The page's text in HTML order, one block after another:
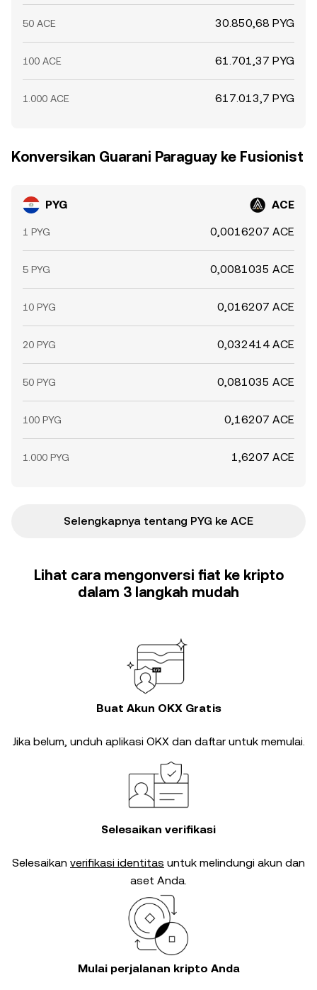
50 ACE 30.850,68 PYG
100 ACE 61.701,37 PYG
1.000 ACE 617.013,7 PYG
Konversikan Guarani Paraguay ke Fusionist
PYG ACE
1 PYG 0,0016207 ACE
5 PYG 0,0081035 ACE
10 PYG 0,016207 ACE
20 PYG 0,032414 ACE
50 PYG 0,081035 ACE
100 PYG 0,16207 ACE
1.000 PYG 1,6207 ACE
Selengkapnya tentang PYG ke ACE
Lihat cara mengonversi fiat ke kripto
dalam 3 langkah mudah
Buat Akun OKX Gratis
Jika belum, unduh aplikasi OKX dan daftar untuk memulai.
Selesaikan verifikasi
Selesaikan verifikasi identitas untuk melindungi akun dan
aset Anda.
Mulai perjalanan kripto Anda